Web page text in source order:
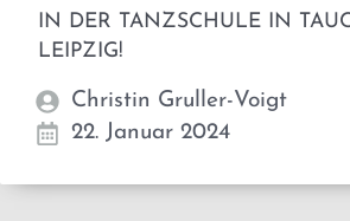
IN DER TANZSCHULE IN
LEIPZIG!
Christin Gruller-Voigt
22. Januar 2024